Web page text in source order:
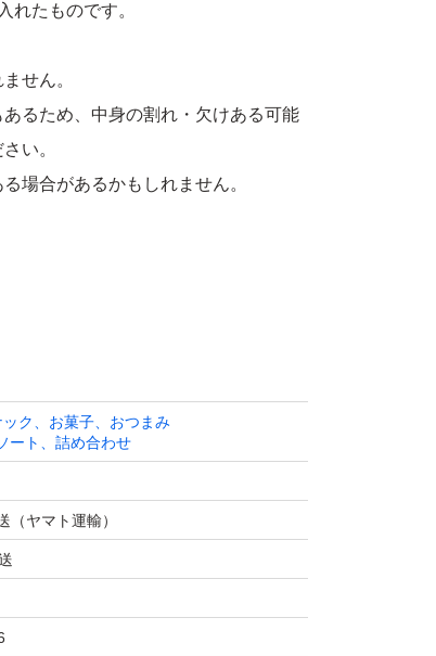
れたものです。
せん。
るため、中身の割れ・欠けある可能
い。
場合があるかもしれません。
っている可能性がありますが、最近
は切れていないかと思います。
年9月30日です。
で、別のものと交換させていただき
方のみ、ご購入よろしくお願いいた
、上下左右に緩衝材を挟んで発送い
ック、お菓子、おつまみ
ート、詰め合わせ
（ヤマト運輸）